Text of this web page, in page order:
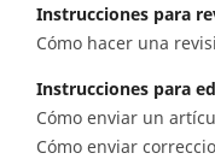
Instrucciones para
Cómo hacer una
Instrucciones para
Cómo enviar un
Cómo enviar